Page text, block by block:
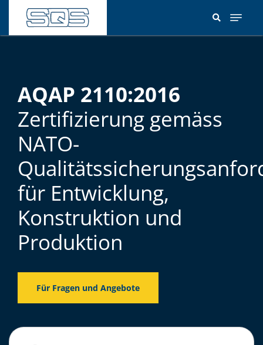
Inhalt
AQAP 2110:2016
Zertifizierung gemäss
NATO-
für Entwicklung,
Konstruktion und
Produktion
Für Fragen und Angebote